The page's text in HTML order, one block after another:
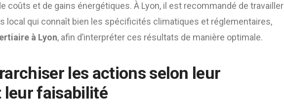
coûts et de gains énergétiques. À Lyon, il est recommandé de travailler
local qui connaît bien les spécificités climatiques et réglementaires,
à Lyon, afin d’interpréter ces résultats de manière optimale.
les actions selon leur
leur faisabilité